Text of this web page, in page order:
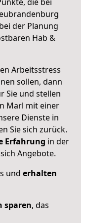
der Planung
Hab &
Arbeitsstress
sollen, dann
Sie und stellen
Marl mit einer
Dienste in
Sie sich zurück.
Erfahrung in der
Angebote.
und erhalten
sparen, das